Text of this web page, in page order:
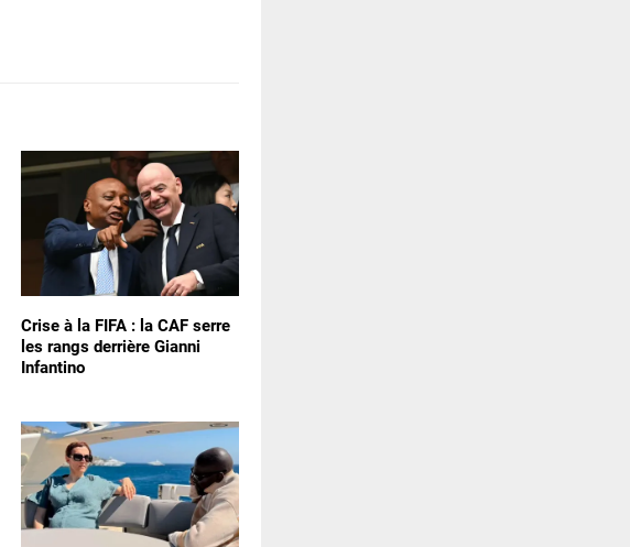
Crise à la FIFA : la CAF serre
les rangs derrière Gianni
Infantino